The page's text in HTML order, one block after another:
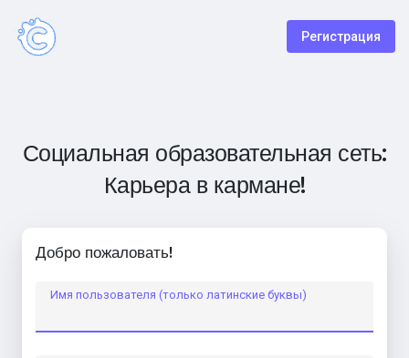
Регистрация
Социальная образовательная сеть:
Карьера в кармане!
Добро пожаловать!
Имя пользователя (только латинские буквы)